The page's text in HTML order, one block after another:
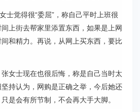
士觉得很“委屈”，称自己平时上班很
上街去帮家里添置东西，如果是上网
和精力。再说，从网上买东西，要比
女士现在也很后悔，称是自己当时太
持认为，网购是正确之举，今后她还
是会有所节制，不会再大手大脚。